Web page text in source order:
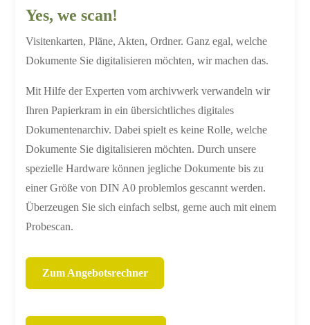
Yes, we scan!
Visitenkarten, Pläne, Akten, Ordner. Ganz egal, welche
Dokumente Sie digitalisieren möchten, wir machen das.
Mit Hilfe der Experten vom archivwerk verwandeln wir
Ihren Papierkram in ein übersichtliches digitales
Dokumentenarchiv. Dabei spielt es keine Rolle, welche
Dokumente Sie digitalisieren möchten. Durch unsere
spezielle Hardware können jegliche Dokumente bis zu
einer Größe von DIN A0 problemlos gescannt werden.
Überzeugen Sie sich einfach selbst, gerne auch mit einem
Probescan.
Zum Angebotsrechner